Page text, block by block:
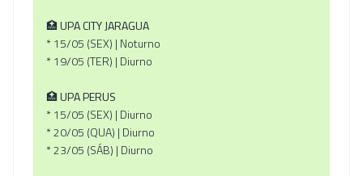
🏥UPA CITY JARAGUA
* 15/05 (SEX) | Noturno
* 19/05 (TER) | Diurno
🏥UPA PERUS
* 15/05 (SEX) | Diurno
* 20/05 (QUA) | Diurno
* 23/05 (SÁB) | Diurno